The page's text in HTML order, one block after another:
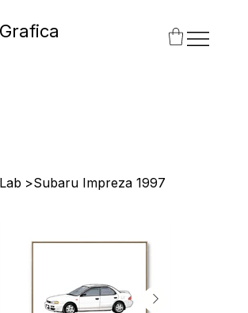
>Subaru Impreza 1997